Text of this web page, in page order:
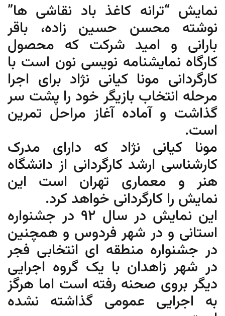
نمایش “ترانه کاغذ باد نقاشی ها”
نوشته محسن حسین زاده، باقر
بارانی و امید شرکت که محصول
کارگاه نمایشنامه نویسی نون است با
کارگردانی مونا کیانی نژاد برای اجرا
مرحله انتخاب بازیگر خود را پشت سر
گذاشت و آماده آغاز مراحل تمرین
است.
مونا کیانی نژاد که دارای مدرک
کارشناسی ارشد کارگردانی از دانشگاه
هنر و معماری تهران است این
نمایش را کارگردانی خواهد کرد.
این نمایش در سال ۹۲ در جشنواره
استانی و در شهر فردوس و همچنین
در جشنواره منطقه ای انتخابی فجر
در شهر زاهدان با یک گروه اجرایی
دیگر بروی صحنه رفته است اما هرگز
به اجرایی عمومی گذاشته نشده